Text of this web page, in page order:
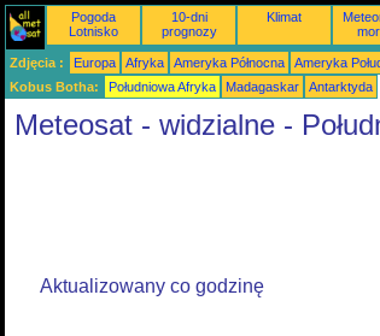
Pogoda
Lotnisko
10-dni
prognozy
Klimat
Zdjęcia : Europa Afryka Ameryka Północna Ameryka
Kobus Botha:
Południowa Afryka Madagaskar Antarktyda
Meteosat - widzialne -
Aktualizowany co godzinę